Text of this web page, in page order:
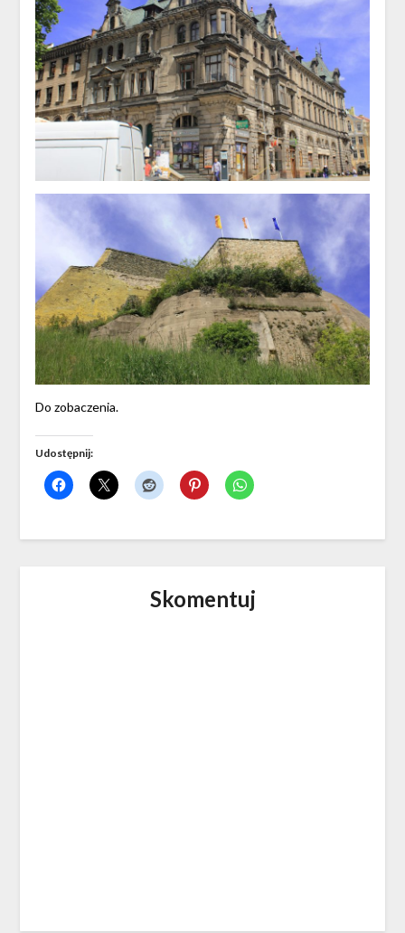
Do zobaczenia.
Udostępnij:
Skomentuj